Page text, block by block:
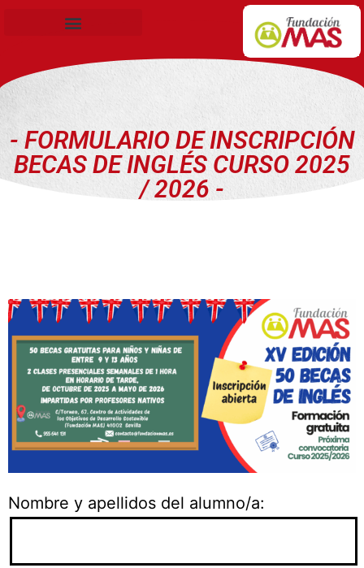
- FORMULARIO DE INSCRIPCIÓN
BECAS DE INGLÉS CURSO 2025
/ 2026 -
Nombre y apellidos del alumno/a: